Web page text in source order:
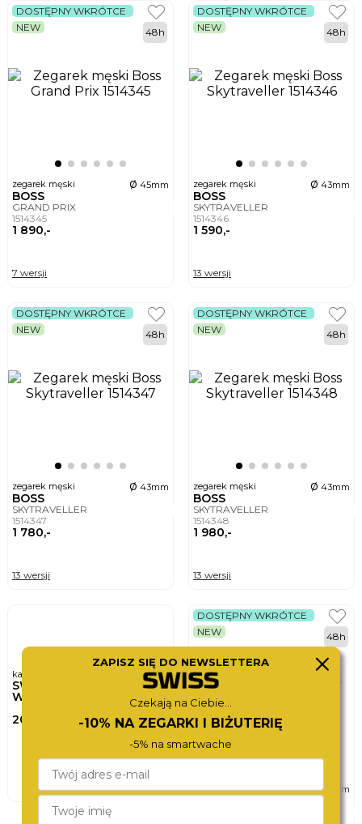
zegarek męski ø 45mm
BOSS
GRAND PRIX
1514345
1 890,-
DOSTĘPNY WKRÓTCE
NEW
48h
7 wersji
zegarek męski ø 43mm
BOSS
SKYTRAVELLER
1514346
1 590,-
DOSTĘPNY WKRÓTCE
NEW
48h
13 wersji
zegarek męski ø 43mm
BOSS
SKYTRAVELLER
1514347
1 780,-
DOSTĘPNY WKRÓTCE
NEW
48h
13 wersji
zegarek męski ø 43mm
BOSS
SKYTRAVELLER
1514348
1 980,-
DOSTĘPNY WKRÓTCE
NEW
48h
13 wersji
karta podarunkowa
SWISS
WATCHCARD
200,-
DO KOSZYKA
zegarek męski ø43mm
BOSS
DOSTĘPNY WKRÓTCE
NEW
48h
ZAPISZ SIĘ DO NEWSLETTERA
Czekają na Ciebie...
-10% NA ZEGARKI I BIŻUTERIĘ
-5% na smartwache